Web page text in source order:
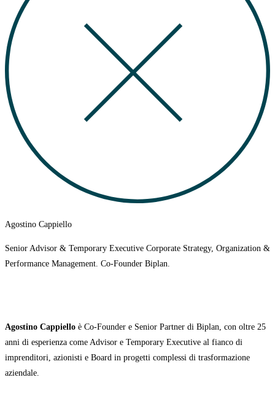
Agostino Cappiello
Senior Advisor & Temporary Executive Corporate Strategy, Organization &
Performance Management. Co-Founder Biplan.
Agostino Cappiello è Co-Founder e Senior Partner di Biplan, con oltre 25
anni di esperienza come Advisor e Temporary Executive al fianco di
imprenditori, azionisti e Board in progetti complessi di trasformazione
aziendale.